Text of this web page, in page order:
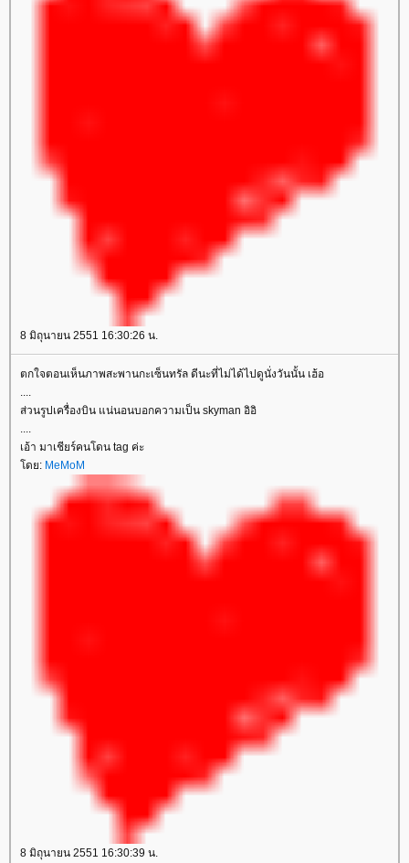
8 มิถุนายน 2551 16:30:26 น.
ตกใจตอนเห็นภาพสะพานกะเซ็นทรัล ดีนะที่ไม่ได้ไปดูนั่งวันนั้น เฮ้อ
....
ส่วนรูปเครื่องบิน แน่นอนบอกความเป็น skyman อิอิ
....
เอ้า มาเชียร์คนโดน tag ค่ะ
ดย: MeMoM
8 มิถุนายน 2551 16:30:39 น.